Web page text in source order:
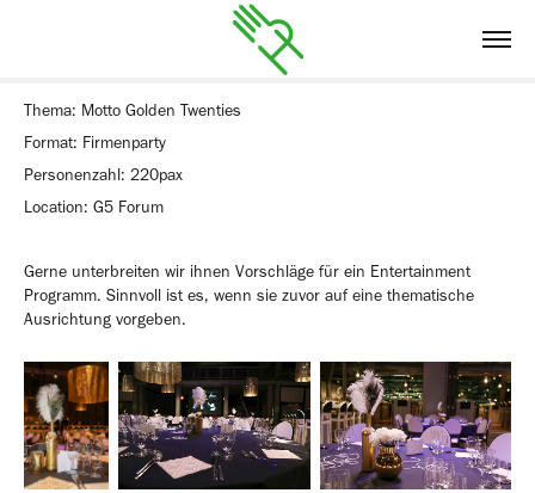
Thema: Motto Golden Twenties
Format: Firmenparty
Personenzahl: 220pax
Location: G5 Forum
Gerne unterbreiten wir ihnen Vorschläge für ein Entertainment
Programm. Sinnvoll ist es, wenn sie zuvor auf eine thematische
Ausrichtung vorgeben.